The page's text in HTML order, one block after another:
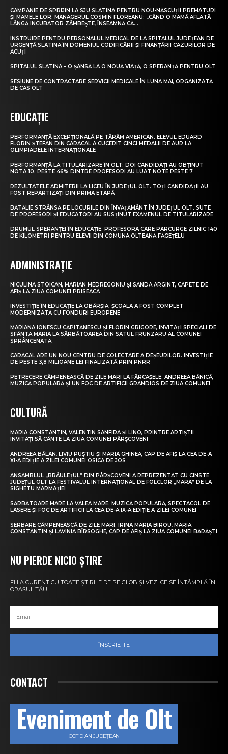
CAMPANIE DE SPRIJIN LA SJU SLATINA PENTRU NOU-NĂSCUȚII PREMATURI
ȘI MAMELE LOR. MANAGERUL COSMIN FLOREANU: „CÂND O MAMĂ AFLATĂ
LÂNGĂ INCUBATOR ZÂMBEȘTE, ÎNSEAMNĂ CĂ...
INSTRUIRE PENTRU PERSONALUL MEDICAL DE LA SPITALUL JUDEȚEAN DE
URGENȚĂ SLATINA ÎN DOMENIUL CODIFICĂRII ȘI FINANȚĂRII CAZURILOR DE
ACUȚI
SPITALUL SLATINA – O ȘANSĂ LA O NOUĂ VIAȚĂ, O SPERANȚĂ PENTRU OLT
SESIUNE DE CONTRACTARE SERVICII MEDICALE ÎN LUNA MAI, ORGANIZATĂ
DE CAS OLT
EDUCAȚIE
PERFORMANȚĂ EXCEPȚIONALĂ PE TĂRÂM AMERICAN. ELEVUL EDUARD
FLORIN ȘTEFAN DIN CARACAL A CUCERIT CINCI MEDALII DE AUR LA
OLIMPIADELE INTERNAȚIONALE
PERFORMANȚĂ LA TITULARIZARE ÎN OLT: DOI CANDIDAȚI AU OBȚINUT
NOTA 10. PESTE 46% DINTRE PROFESORI AU LUAT NOTE PESTE 7
REZULTATELE ADMITERII LA LICEU ÎN JUDEȚUL OLT. TOȚI CANDIDAȚII AU
FOST REPARTIZAȚI DIN PRIMA ETAPĂ
BĂTĂLIE STRÂNSĂ PE LOCURILE DIN ÎNVĂȚĂMÂNT ÎN JUDEȚUL OLT. SUTE
DE PROFESORI ȘI EDUCATORI AU SUSȚINUT EXAMENUL DE TITULARIZARE
DRUMUL SPERANȚEI ÎN EDUCAȚIE. PROFESORA CARE PARCURGE ZILNIC 140
DE KILOMETRI PENTRU ELEVII DIN COMUNA OLTEANĂ FĂGEȚELU
ADMINISTRAȚIE
NICULINA STOICAN, MARIAN MEDREGONIU ȘI SANDA ARGINT, CAPETE DE
AFIȘ LA ZIUA COMUNEI PRISEACA
INVESTIȚIE ÎN EDUCAȚIE LA OBÂRȘIA. ȘCOALA A FOST COMPLET
MODERNIZATĂ CU FONDURI EUROPENE
MARIANA IONESCU CĂPITĂNESCU ȘI FLORIN GRIGORE, INVITAȚI SPECIALI DE
SFÂNTA MARIA LA SĂRBĂTOAREA DIN SATUL FRUNZARU AL COMUNEI
SPRÂNCENATA
CARACAL ARE UN NOU CENTRU DE COLECTARE A DEȘEURILOR. INVESTIȚIE
DE PESTE 3,8 MILIOANE LEI FINALIZATĂ PRIN PNRR
PETRECERE CÂMPENEASCĂ DE ZILE MARI LA FĂRCAȘELE. ANDREEA BĂNICĂ,
MUZICĂ POPULARĂ ȘI UN FOC DE ARTIFICII GRANDIOS DE ZIUA COMUNEI
CULTURĂ
MARIA CONSTANTIN, VALENTIN SANFIRA ȘI LINO, PRINTRE ARTIȘTII
INVITAȚI SĂ CÂNTE LA ZIUA COMUNEI PÂRȘCOVENI
ANDREEA BĂLAN, LIVIU PUȘTIU ȘI MARIA GHINEA, CAP DE AFIȘ LA CEA DE-A
XI-A EDIȚIE A ZILEI COMUNEI OSICA DE JOS
ANSAMBLUL „BRÂULEȚUL” DIN PÂRȘCOVENI A REPREZENTAT CU CINSTE
JUDEȚUL OLT LA FESTIVALUL INTERNAȚIONAL DE FOLCLOR „MARA” DE LA
SIGHETU MARMAȚIEI
SĂRBĂTOARE MARE LA VALEA MARE. MUZICĂ POPULARĂ, SPECTACOL DE
LASERE ȘI FOC DE ARTIFICII LA CEA DE-A IX-A EDIȚIE A ZILEI COMUNEI
SERBARE CÂMPENEASCĂ DE ZILE MARI. IRINA MARIA BIROU, MARIA
CONSTANTIN ȘI LAVINIA BÎRSOGHE, CAP DE AFIȘ LA ZIUA COMUNEI BĂRĂȘTI
NU PIERDE NICIO ȘTIRE
FI LA CURENT CU TOATE ȘTIRILE DE PE GLOB ȘI VEZI CE SE ÎNTÂMPLĂ ÎN
ORAȘUL TĂU.
ÎNSCRIE-TE
CONTACT
Eveniment de Olt
COTIDIAN JUDEȚEAN